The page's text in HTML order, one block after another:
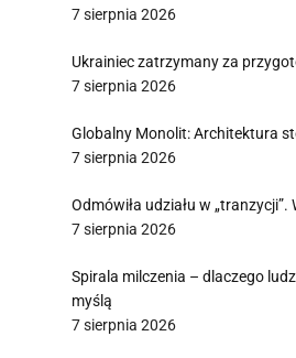
7 sierpnia 2026
Ukrainiec zatrzymany za
7 sierpnia 2026
Globalny Monolit: Architektura
7 sierpnia 2026
Odmówiła udziału w „tranzycji”.
7 sierpnia 2026
Spirala milczenia – dlaczego
myślą
7 sierpnia 2026